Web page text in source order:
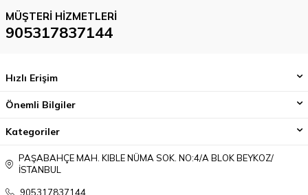
MÜŞTERI HIZMETLERI
905317837144
Hızlı Erişim
Önemli Bilgiler
Kategoriler
PAŞABAHÇE MAH. KIBLE NÜMA SOK. NO:4/A BLOK BEYKOZ/
İSTANBUL
905317837144